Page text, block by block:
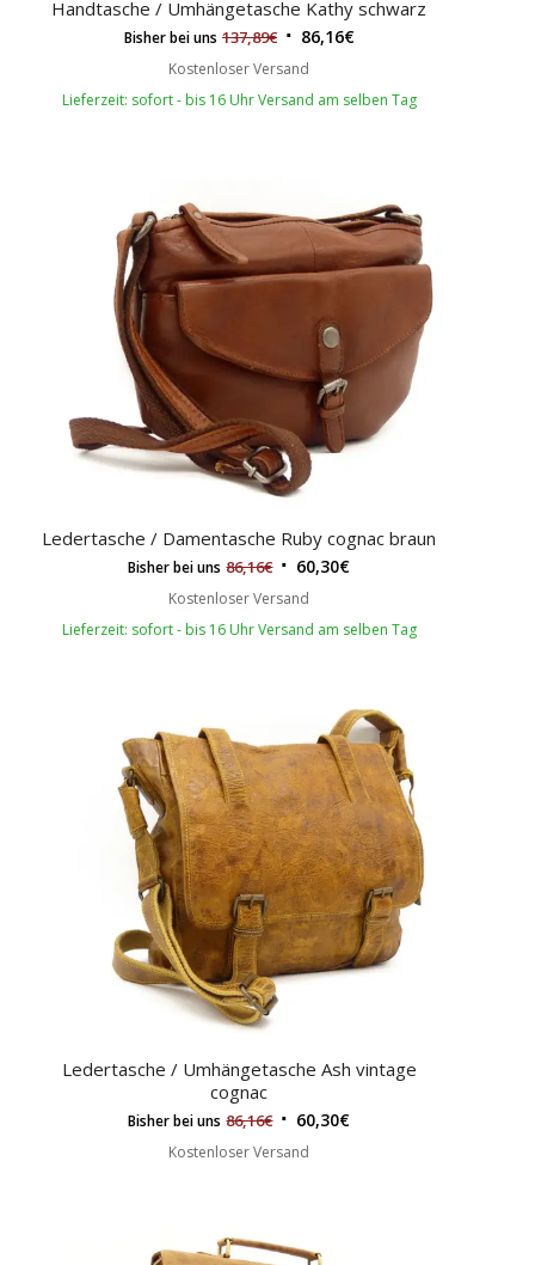
Handtasche / Umhängetasche Kathy schwarz
Bisher bei uns 137,89€ 86,16€
Kostenloser Versand
Lieferzeit: sofort - bis 16 Uhr Versand am selben Tag
Ledertasche / Damentasche Ruby cognac braun
Bisher bei uns 86,16€ 60,30€
Kostenloser Versand
Lieferzeit: sofort - bis 16 Uhr Versand am selben Tag
Ledertasche / Umhängetasche Ash vintage
cognac
Bisher bei uns 86,16€ 60,30€
Kostenloser Versand